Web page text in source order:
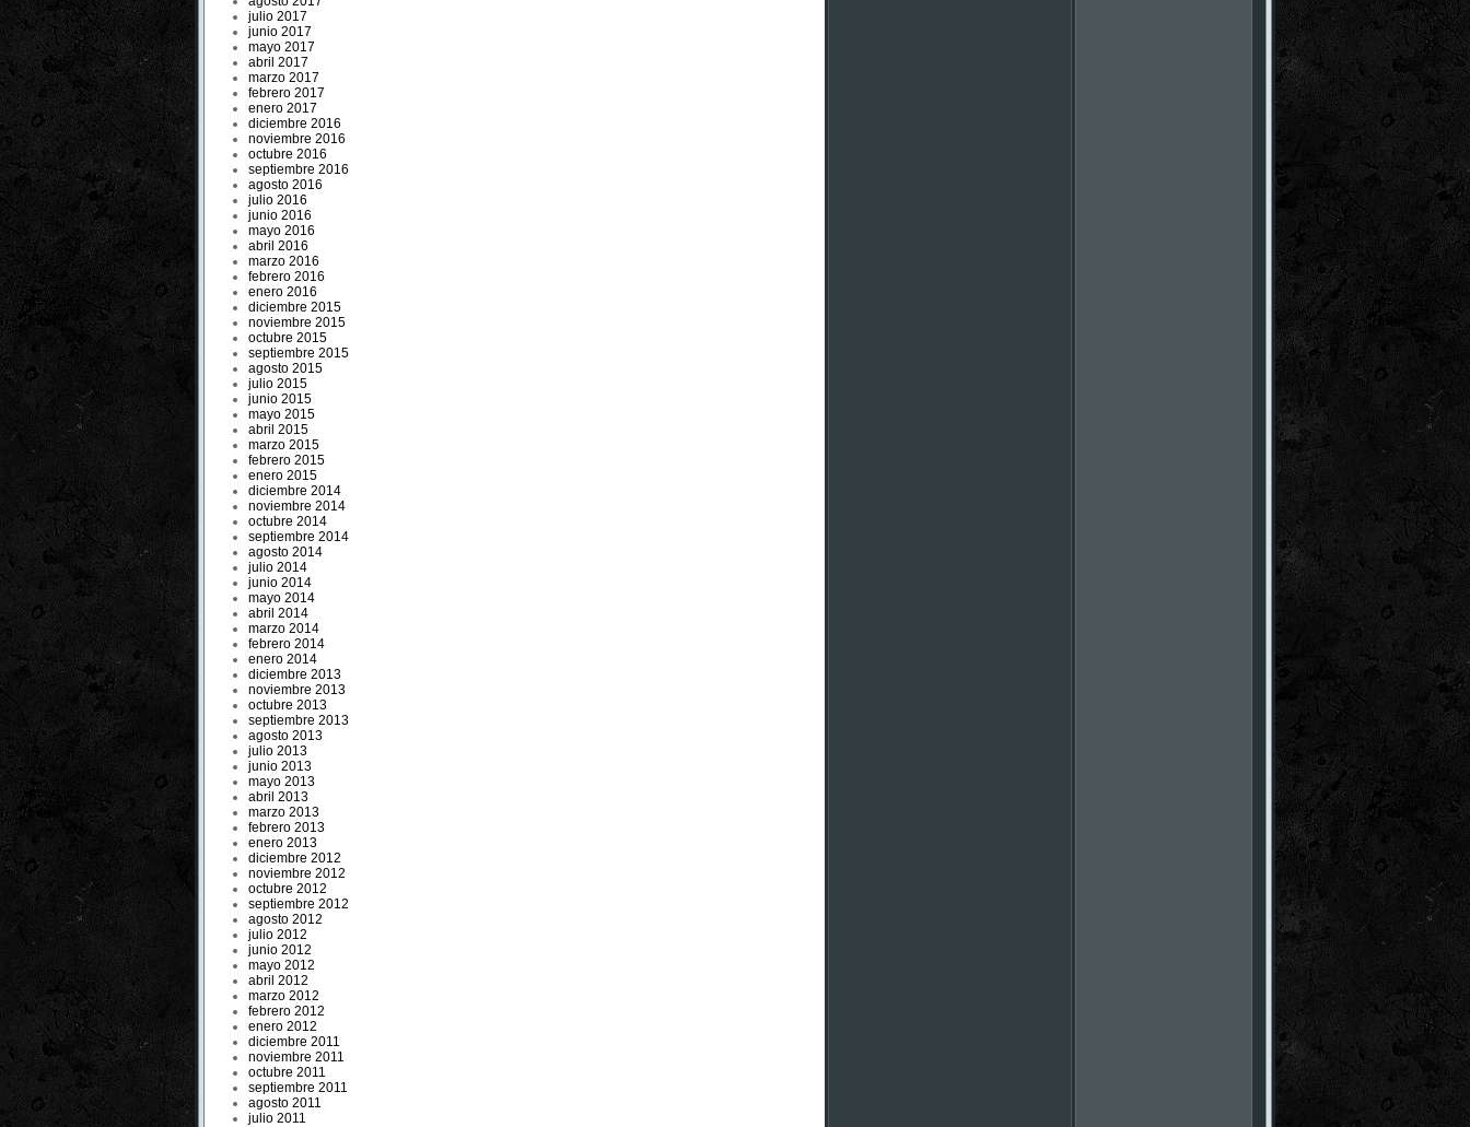
julio 2017
junio 2017
mayo 2017
abril 2017
marzo 2017
febrero 2017
enero 2017
diciembre 2016
noviembre 2016
octubre 2016
septiembre 2016
agosto 2016
julio 2016
junio 2016
mayo 2016
abril 2016
marzo 2016
febrero 2016
enero 2016
diciembre 2015
noviembre 2015
octubre 2015
septiembre 2015
agosto 2015
julio 2015
junio 2015
mayo 2015
abril 2015
marzo 2015
febrero 2015
enero 2015
diciembre 2014
noviembre 2014
octubre 2014
septiembre 2014
agosto 2014
julio 2014
junio 2014
mayo 2014
abril 2014
marzo 2014
febrero 2014
enero 2014
diciembre 2013
noviembre 2013
octubre 2013
septiembre 2013
agosto 2013
julio 2013
junio 2013
mayo 2013
abril 2013
marzo 2013
febrero 2013
enero 2013
diciembre 2012
noviembre 2012
octubre 2012
septiembre 2012
agosto 2012
julio 2012
junio 2012
mayo 2012
abril 2012
marzo 2012
febrero 2012
enero 2012
diciembre 2011
noviembre 2011
octubre 2011
septiembre 2011
agosto 2011
julio 2011